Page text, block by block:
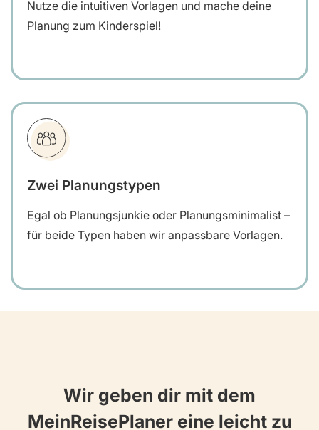
Nutze die intuitiven Vorlagen und mache deine
Planung zum Kinderspiel!
Zwei Planungstypen
Egal ob Planungsjunkie oder Planungsminimalist –
für beide Typen haben wir anpassbare Vorlagen.
Wir geben dir mit dem
MeinReisePlaner eine leicht zu